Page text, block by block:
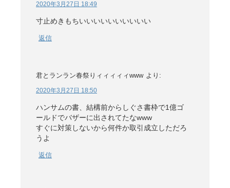
2020年3月27日 18:49
寸止めきもちいいいいいいいいいい
返信
君とランラン春祭りィィィィィwww より:
2020年3月27日 18:50
ハンサムの書、結構前からしぐさ書枠で1億ゴ
ールドでバザーに出されてたなwww
すぐに対策しないから何件か取引成立しただろ
うよ
返信